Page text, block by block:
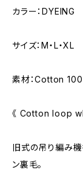
カラー：DYEING
サイズ：M・L・XL
素材：Cotton
《 Cotton loop
旧式の吊り編み機
ン裏毛。